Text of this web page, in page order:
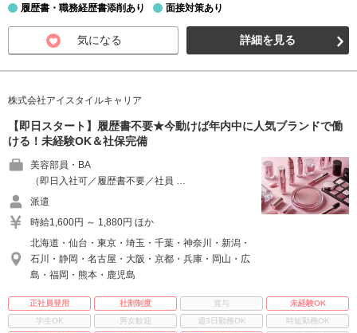
履歴書・職務経歴書添削あり 面接対策あり
気になる 詳細を見る
株式会社アイスタイルキャリア
【即日スタート】履歴書不要★今動けば年内中に人気ブランドで働
ける！未経験OK＆社保完備
美容部員・BA
（即日入社可／履歴書不要／社員 …
派遣
時給1,600円 ～ 1,880円 ほか
北海道・仙台・東京・埼玉・千葉・神奈川・新潟・
石川・静岡・名古屋・大阪・京都・兵庫・岡山・広
島・福岡・熊本・鹿児島
正社員登用 社割制度 賞与
未経験OK
学生OK
男女歓迎 週3日勤務OK
時短勤務OK